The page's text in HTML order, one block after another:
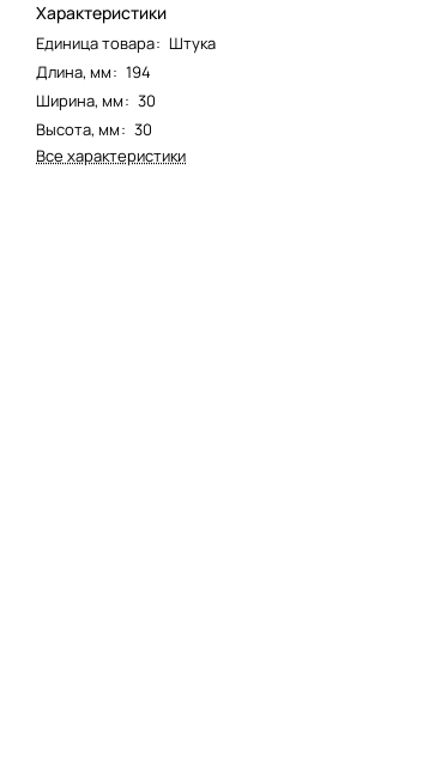
Характеристики
Единица товара: Штука
Длина, мм: 194
Ширина, мм: 30
Высота, мм: 30
Все характеристики